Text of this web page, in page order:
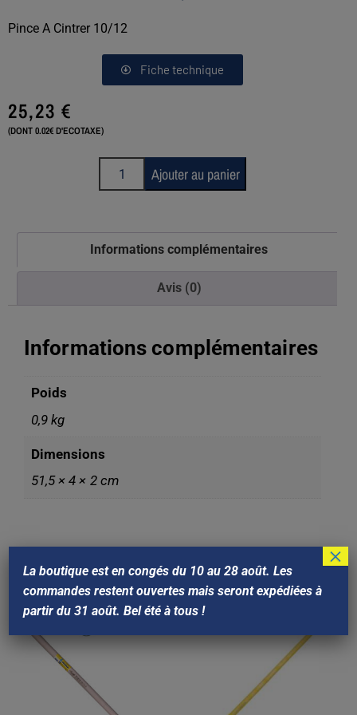
Pince A Cintrer 10/12
Fiche technique
25,23€
(DONT 0.02€ D'ECOTAXE)
Ajouter au panier
Informations complémentaires
Avis (0)
Informations complémentaires
Poids
0,9 kg
Dimensions
51,5 × 4 × 2 cm
Produits similaires
La boutique est en congés du 10 au 28 août. Les
commandes restent ouvertes mais seront expédiées à
partir du 31 août. Bel été à tous !
×